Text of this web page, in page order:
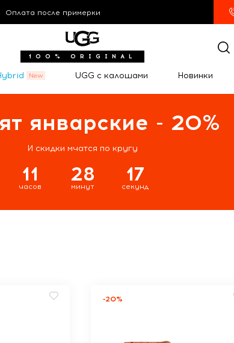
Оплата после примерки
100% ORIGINAL
UGG с калошами Новинки
январские - 20%
И скидки мчатся по кругу
11
часов
28
минут
16
секунд
-20%